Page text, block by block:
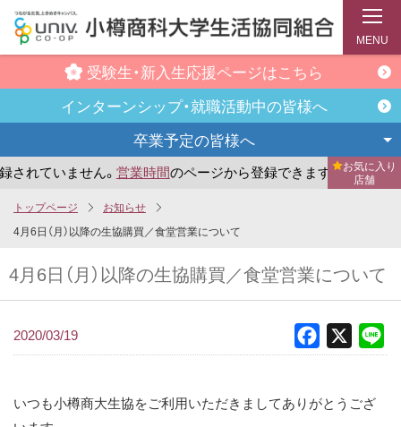
コ
ン
受験生・新入生応援ページはこちら
インターンシップ・就職活動中の皆様へ
卒業予定の皆様へ
ていません。営業時間のページから登録できます。 まだ
お気に入り
店舗
MENU
トップページ
お知らせ
4月6日（月）以降の生協購買／食堂営業について
4月6日（月）以降の生協購買／食堂営業について
2020/03/19 Facebook
いつも小樽商大生協をご利用いただきましてありがとうござ